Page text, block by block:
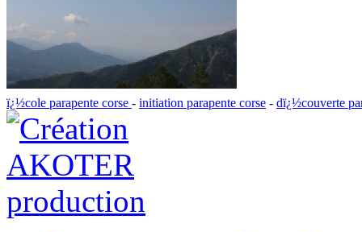
ï¿½cole parapente corse - initiation parapente corse - dï¿½couverte